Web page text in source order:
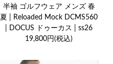
半袖 ゴルフウェア メンズ 春
夏 | Reloaded Mock DCMS560
| DOCUS ドゥーカス | ss26
19,800円(税込)